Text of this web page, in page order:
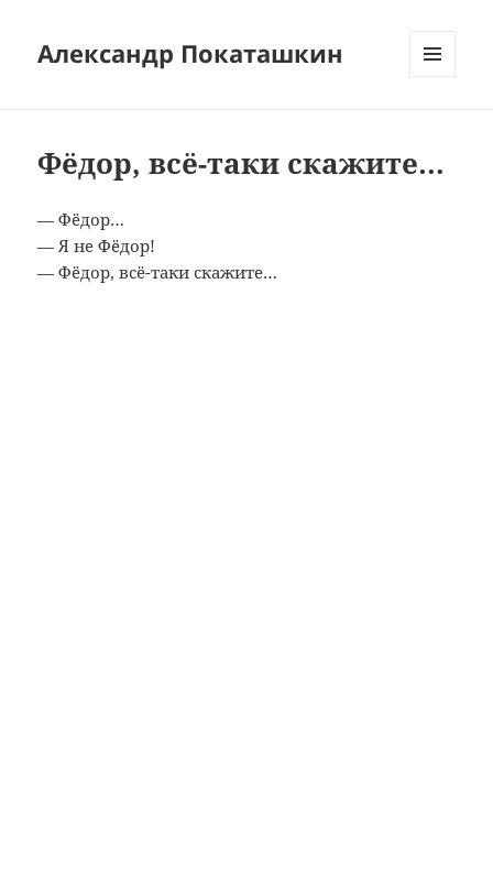
Александр Покаташкин
Фёдор, всё-таки скажите…
— Фёдор…
— Я не Фёдор!
— Фёдор, всё-таки скажите…